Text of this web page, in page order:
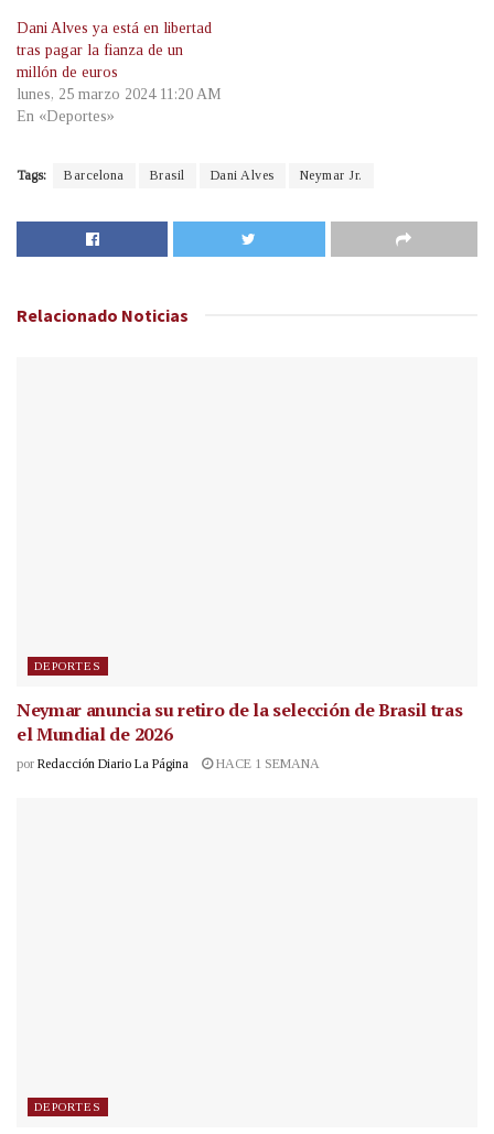
Dani Alves ya está en libertad
tras pagar la fianza de un
millón de euros
lunes, 25 marzo 2024 11:20 AM
En «Deportes»
Tags: Barcelona Brasil Dani Alves Neymar Jr.
Relacionado Noticias
DEPORTES
Neymar anuncia su retiro de la selección de Brasil tras
el Mundial de 2026
por Redacción Diario La Página HACE 1 SEMANA
DEPORTES